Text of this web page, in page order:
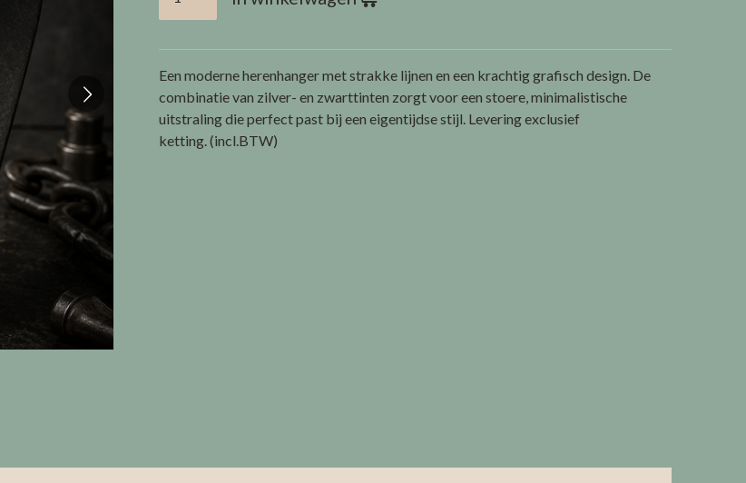
Een moderne herenhanger met strakke lijnen en een krachtig grafisch design. De
combinatie van zilver- en zwarttinten zorgt voor een stoere, minimalistische
uitstraling die perfect past bij een eigentijdse stijl. Levering exclusief
ketting.(incl.BTW)